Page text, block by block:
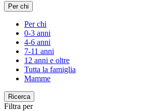
Per chi
Per chi
0-3 anni
4-6 anni
7-11 anni
12 anni e oltre
Tutta la famiglia
Mamme
Ricerca
Filtra per